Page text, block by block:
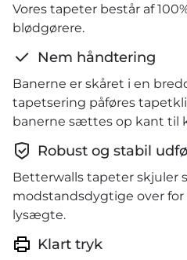
Vores tapeter består af
blødgørere.
Nem håndtering
Banerne er skåret i en
tapetsering påføres
banerne sættes op kant til
Robust og stabil
Betterwalls tapeter skjuler
modstandsdygtige over
lysægte.
Klart tryk